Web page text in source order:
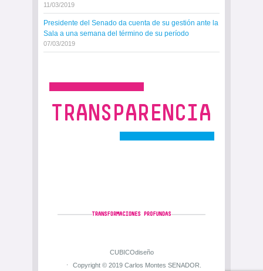
11/03/2019
Presidente del Senado da cuenta de su gestión ante la
Sala a una semana del término de su período
07/03/2019
CUBICOdiseño
Copyright © 2019 Carlos Montes SENADOR.